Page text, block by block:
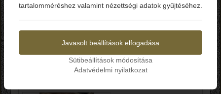
Rendezés
tartalomméréshez valamint nézettségi adatok gyűjtéséhez.
Javasolt beállítások elfogadása
Sütibeállítások módosítása
Adatvédelmi nyilatkozat